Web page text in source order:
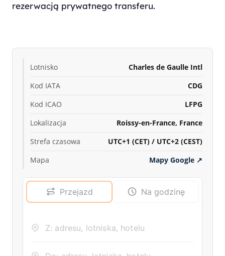
rezerwacją prywatnego transferu.
Lotnisko
Charles de Gaulle Intl
Kod IATA
CDG
Kod ICAO
LFPG
Lokalizacja
Roissy-en-France, France
Strefa czasowa
UTC+1 (CET) / UTC+2 (CEST)
Mapa
Mapy Google ↗